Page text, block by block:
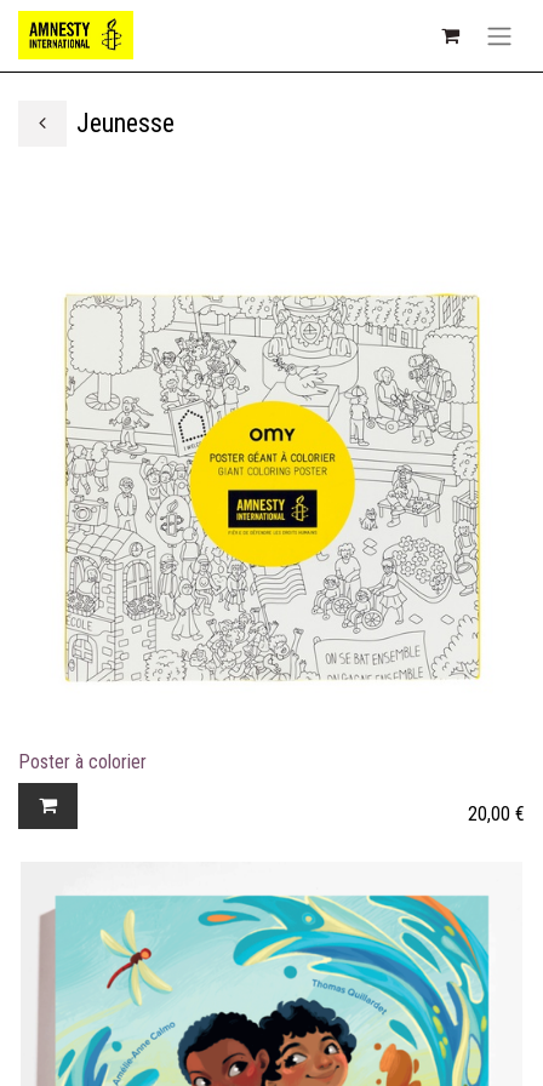
Jeunesse
Poster à colorier
20,00 €